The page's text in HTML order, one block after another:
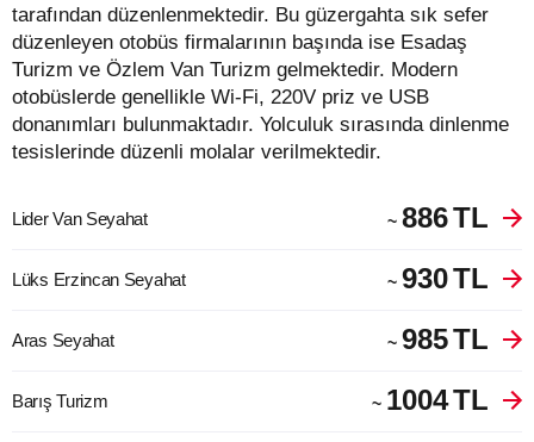
tarafından düzenlenmektedir. Bu güzergahta sık sefer
düzenleyen otobüs firmalarının başında ise Esadaş
Turizm ve Özlem Van Turizm gelmektedir. Modern
otobüslerde genellikle Wi-Fi, 220V priz ve USB
donanımları bulunmaktadır. Yolculuk sırasında dinlenme
tesislerinde düzenli molalar verilmektedir.
Lider Van Seyahat ~ 886TL
Lüks Erzincan Seyahat ~ 930TL
Aras Seyahat ~ 985TL
Barış Turizm ~ 1004TL